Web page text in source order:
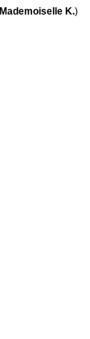
Mademoiselle K.)